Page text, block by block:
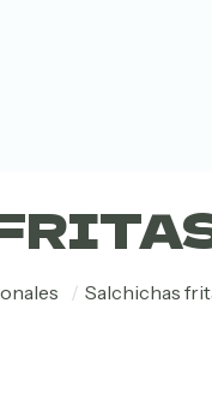
/ Salchichas